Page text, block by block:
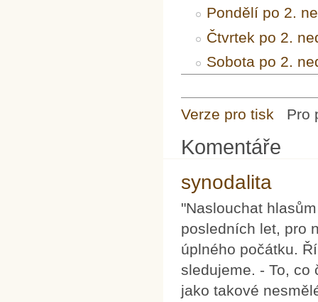
Pondělí po 2.
Čtvrtek po 2.
Sobota po 2.
Verze pro tisk Pro
Komentáře
synodalita
"Naslouchat
posledních let, pro
úplného počátku.
sledujeme. - To, co
jako takové